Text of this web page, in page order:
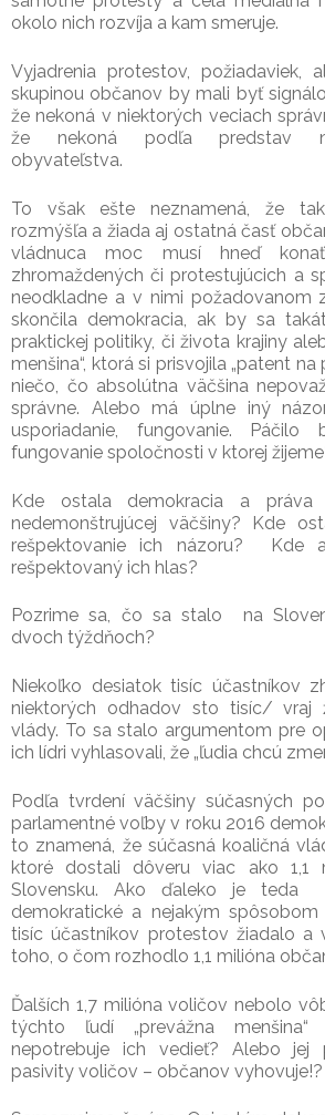
okolo nich rozvíja a kam smeruje.
Vyjadrenia protestov, požiadaviek,
skupinou občanov by mali byť
že nekoná v niektorých veciach
že nekoná podľa predstav
obyvateľstva.
To však ešte neznamená, že
rozmýšľa a žiada aj ostatná časť
vládnuca moc musí hneď
zhromaždených či protestujúcich a
neodkladne a v nimi požadovanom
skončila demokracia, ak by sa
praktickej politiky, či života krajiny
menšina“, ktorá si prisvojila „patent
niečo, čo absolútna väčšina
správne. Alebo má úplne iný
usporiadanie, fungovanie.
fungovanie spoločnosti v ktorej
Kde ostala demokracia a práva
nedemonštrujúcej väčšiny? Kde
rešpektovanie ich názoru? Kde
rešpektovaný ich hlas?
Pozrime sa, čo sa stalo na
dvoch týždňoch?
Niekoľko desiatok tisíc účastníkov
niektorých odhadov sto tisíc/ vraj
vlády. To sa stalo argumentom pre
ich lídri vyhlasovali, že „ľudia chcú
Podľa tvrdení väčšiny súčasných
parlamentné voľby v roku 2016
to znamená, že súčasná koaličná
ktoré dostali dôveru viac ako 1,1
Slovensku. Ako ďaleko je teda
demokratické a nejakým
tisíc účastníkov protestov žiadalo a
toho, o čom rozhodlo 1,1 milióna
Ďalších 1,7 milióna voličov nebolo
týchto ľudí „prevážna
nepotrebuje ich vedieť? Alebo jej
pasivity voličov – občanov vyhovuje!?